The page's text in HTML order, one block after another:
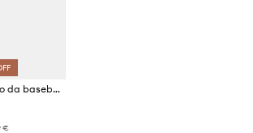
Inbetweeners berretto da baseball in cotone
€